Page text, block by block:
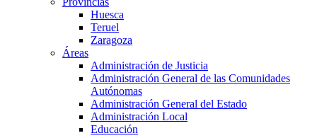
Huesca
Teruel
Zaragoza
Áreas
Administración de Justicia
Administración General de las Comunidades
Autónomas
Administración General del Estado
Administración Local
Educación